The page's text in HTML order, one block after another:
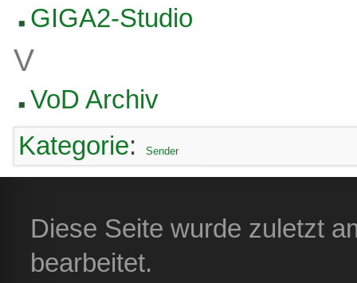
GIGA2-Studio
V
VoD Archiv
Kategorie: Sender
Diese Seite wurde zuletzt
bearbeitet.